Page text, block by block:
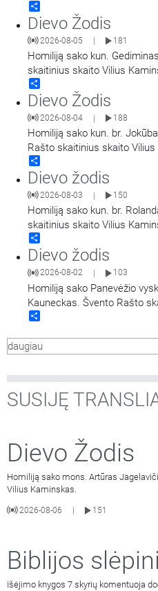
Dievo Žodis
2026-08-05 181
Homiliją sako kun.
skaitinius skaito Vilius
Dievo Žodis
2026-08-04 | 188
Homiliją sako kun. br.
Rašto skaitinius skaito
Dievo žodis
2026-08-03 | 150
Homiliją sako kun. br.
skaitinius skaito Vilius
Dievo žodis
2026-08-02 103
Homiliją sako Panevėžio
Kauneckas. Švento Rašto
daugiau
SUSIJĘ
Dievo Žodis
Homiliją sako mons. Artūras
Vilius Kaminskas.
2026-08-06
151
Biblijos
Išėjimo knygos 7 skyrių komentuoja